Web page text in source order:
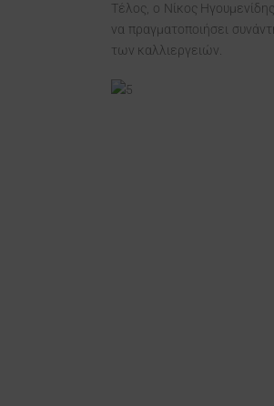
Τέλος, ο Νίκος
να πραγματοποιήσει
των καλλιεργειών.